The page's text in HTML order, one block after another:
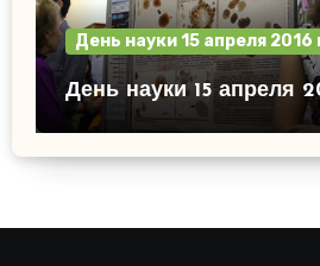
День науки 15 апреля 2016
День науки 15 апреля